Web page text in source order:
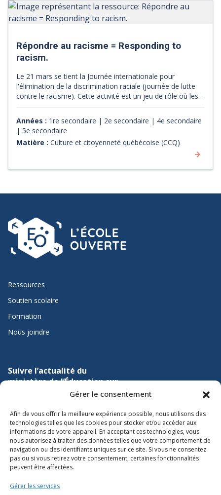
Gérer le consentement
Afin de vous offrir la meilleure expérience possible, nous utilisons des
technologies telles que les cookies pour stocker et/ou accéder aux
informations de votre appareil. En acceptant ces technologies, vous
nous autorisez à traiter des données telles que votre comportement de
navigation ou des identifiants uniques sur ce site. Si vous ne consentez
pas ou si vous retirez votre consentement, certaines fonctionnalités
peuvent être affectées.
Gérer les services
Répondre au racisme = Responding to
racism.
Le 21 mars se tient la Journée internationale pour
l'élimination de la discrimination raciale (journée de lutte
contre le racisme). Cette activité est un jeu de rôle où les
racisme, les stéréotypes, les préjugés et les différences
culturelles. Il est possible d'adapter les mises en situation
selon le contexte de l'école et de la communauté. [Source :
site web du Conseil de l'Europe]
Années : 1re secondaire | 2e secondaire | 4e secondaire
| 5e secondaire
Matière : Culture et citoyenneté québécoise (CCQ)
Ressources
Soutien scolaire
Formation
Nous joindre
Suivre l’actualité du
ministère de l’Éducation sur